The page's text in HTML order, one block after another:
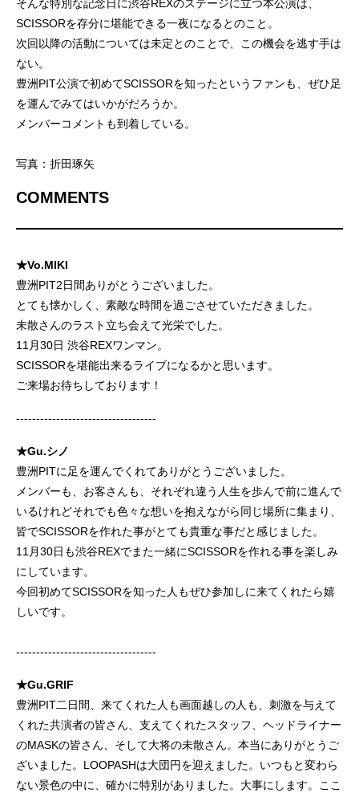
そんな特別な記念日に渋谷REXのステージに立つ本公演は、
SCISSORを存分に堪能できる一夜になるとのこと。
次回以降の活動については未定とのことで、この機会を逃す手は
ない。
豊洲PIT公演で初めてSCISSORを知ったというファンも、ぜひ足
を運んでみてはいかがだろうか。
メンバーコメントも到着している。
写真：折田琢矢
COMMENTS
★Vo.MIKI
豊洲PIT2日間ありがとうございました。
とても懐かしく、素敵な時間を過ごさせていただきました。
未散さんのラスト立ち会えて光栄でした。
11月30日 渋谷REXワンマン。
SCISSORを堪能出来るライブになるかと思います。
ご来場お待ちしております！
-----------------------------------
★Gu.シノ
豊洲PITに足を運んでくれてありがとうございました。
メンバーも、お客さんも、それぞれ違う人生を歩んで前に進んで
いるけれどそれでも色々な想いを抱えながら同じ場所に集まり、
皆でSCISSORを作れた事がとても貴重な事だと感じました。
11月30日も渋谷REXでまた一緒にSCISSORを作れる事を楽しみ
にしています。
今回初めてSCISSORを知った人もぜひ参加しに来てくれたら嬉
しいです。
-----------------------------------
★Gu.GRIF
豊洲PIT二日間、来てくれた人も画面越しの人も、刺激を与えて
くれた共演者の皆さん、支えてくれたスタッフ、ヘッドライナー
のMASKの皆さん、そして大将の未散さん。本当にありがとうご
ざいました。LOOPASHは大団円を迎えました。いつもと変わら
ない景色の中に、確かに特別がありました。大事にします。ここ